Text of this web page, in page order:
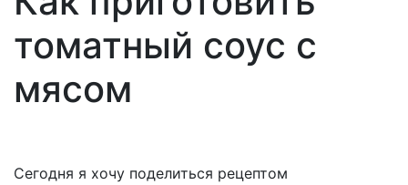
томатный соус с
мясом
Сегодня я хочу поделиться рецептом